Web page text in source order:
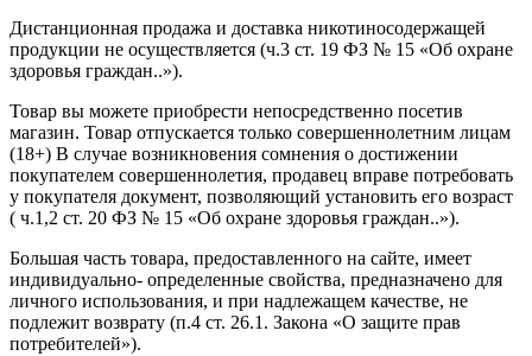
Дистанционная продажа и доставка никотиносодержащей
продукции не осуществляется (ч.3 ст. 19 ФЗ № 15 «Об охране
здоровья граждан..»).
Товар вы можете приобрести непосредственно посетив
магазин. Товар отпускается только совершеннолетним лицам
(18+) В случае возникновения сомнения о достижении
покупателем совершеннолетия, продавец вправе потребовать
у покупателя документ, позволяющий установить его возраст
( ч.1,2 ст. 20 ФЗ № 15 «Об охране здоровья граждан..»).
Большая часть товара, предоставленного на сайте, имеет
индивидуально- определенные свойства, предназначено для
личного использования, и при надлежащем качестве, не
подлежит возврату (п.4 ст. 26.1. Закона «О защите прав
потребителей»).